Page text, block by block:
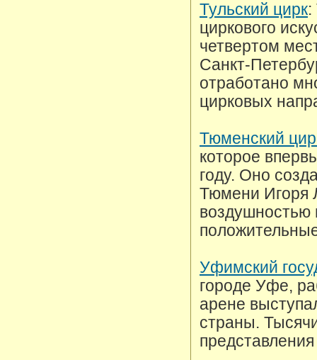
Тульский цирк:
циркового
четвертом
Санкт-
отработано
цирковых
Тюменский
которое
году. Оно
Тюмени Игоря
воздушностью
Уфимский
городе Уфе,
арене
страны.